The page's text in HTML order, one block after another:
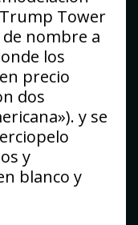
Tower
nombre a
los
precio
dos
y se
y
blanco y